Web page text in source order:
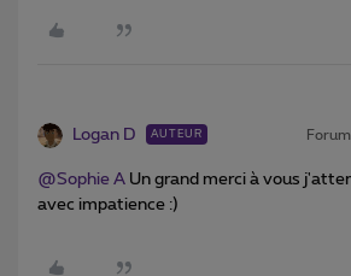
Logan D AUTEUR
@Sophie A Un grand merci à vous
avec impatience :)